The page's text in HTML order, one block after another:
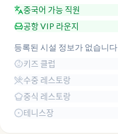
중국어 가능 직원
공항 VIP 라운지
등록된 시설 정보가 없습니다
키즈 클럽
수중 레스토랑
중식 레스토랑
테니스장